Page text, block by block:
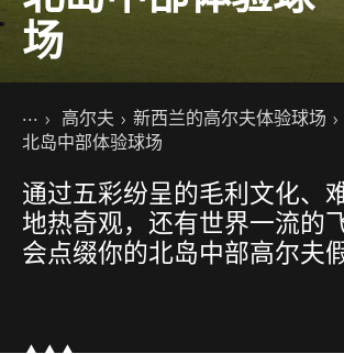
场
你的位置
主页
景点活动
高尔夫
新西兰的高尔夫体验球场
北岛中部体验球场
通过五彩纷呈的毛利文化、
地热奇观，还有世界一流的
会点缀你的北岛中部高尔夫假